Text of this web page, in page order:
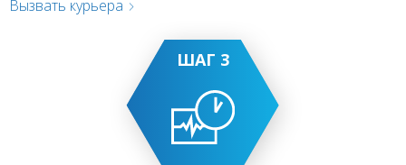
Вызвать курьера
ШАГ 3